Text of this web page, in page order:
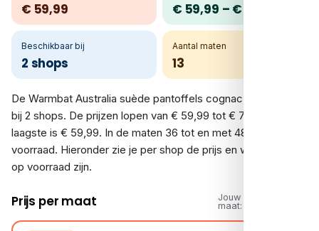
€ 59,99 € 59,99 – € 79,99
Beschikbaar bij
2 shops
Aantal maten
13
De Warmbat Australia suède pantoffels cognac vergelijk je
bij 2 shops. De prijzen lopen van € 59,99 tot € 79,99; de
laagste is € 59,99. In de maten 36 tot en met 48 is er
voorraad. Hieronder zie je per shop de prijs en welke maten
op voorraad zijn.
Prijs per maat
Jouw
maat: